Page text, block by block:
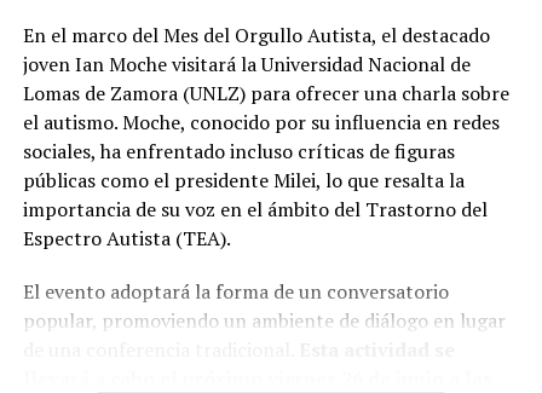
En el marco del Mes del Orgullo Autista, el destacado
joven Ian Moche visitará la Universidad Nacional de
Lomas de Zamora (UNLZ) para ofrecer una charla sobre
el autismo. Moche, conocido por su influencia en redes
sociales, ha enfrentado incluso críticas de figuras
públicas como el presidente Milei, lo que resalta la
importancia de su voz en el ámbito del Trastorno del
Espectro Autista (TEA).
El evento adoptará la forma de un conversatorio
popular, promoviendo un ambiente de diálogo en lugar